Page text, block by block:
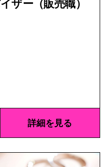
ザー（販売職）
詳細を見る